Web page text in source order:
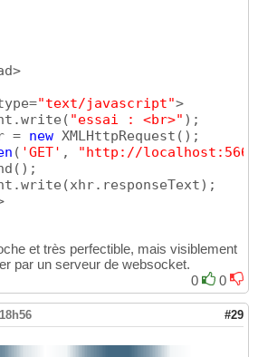
"text/javascript">
( "essai : <br>" ) ;
= new XMLHttpRequest ( ) ;
( 'GET' ,
"http://
( ) ;
(xhr.responseText) ;
et très perfectible, mais visiblement
par un serveur de websocket.
0
0
#29